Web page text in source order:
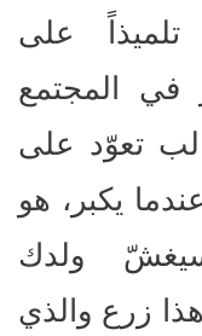
تلميذاً على
في المجتمع
تعوّد على
يكبر، هو
ولدك
زرع والذي